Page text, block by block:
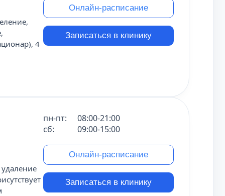
4
Онлайн-расписание
Записаться в клинику
пн-пт:
08:00-21:00
сб:
09:00-15:00
Онлайн-расписание
Записаться в клинику